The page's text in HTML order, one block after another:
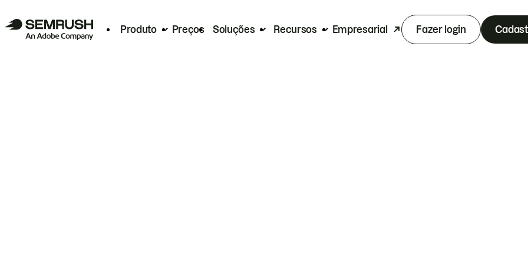
Produto Preços Soluções Recursos Empresarial Fazer login